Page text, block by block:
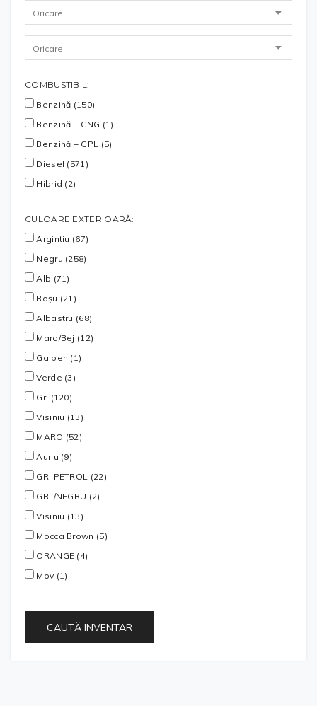
COMBUSTIBIL:
Benzină (150)
Benzină + CNG (1)
Benzină + GPL (5)
Diesel (571)
Hibrid (2)
CULOARE EXTERIOARĂ:
Argintiu (67)
Negru (258)
Alb (71)
Roșu (21)
Albastru (68)
Maro/Bej (12)
Galben (1)
Verde (3)
Gri (120)
Visiniu (13)
MARO (52)
Auriu (9)
GRI PETROL (22)
GRI /NEGRU (2)
Visiniu (13)
Mocca Brown (5)
ORANGE (4)
Mov (1)
CAUTĂ INVENTAR